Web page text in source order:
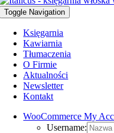
Toggle Navigation
Księgarnia
Kawiarnia
Tłumaczenia
O Firmie
Aktualności
Newsletter
Kontakt
WooCommerce My
Username: